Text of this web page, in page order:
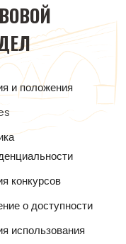
и положения
конкурсов
о доступности
использования